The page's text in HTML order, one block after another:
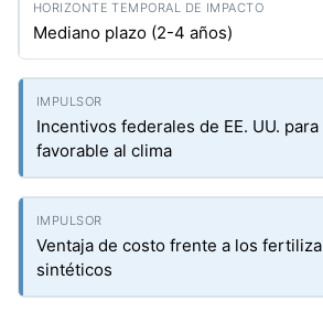
Mediano plazo (2-4 años)
Incentivos federales de EE. UU.
favorable al clima
Ventaja de costo frente a los
sintéticos